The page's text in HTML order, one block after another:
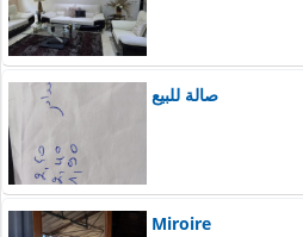
صالة للبيع
Miroire